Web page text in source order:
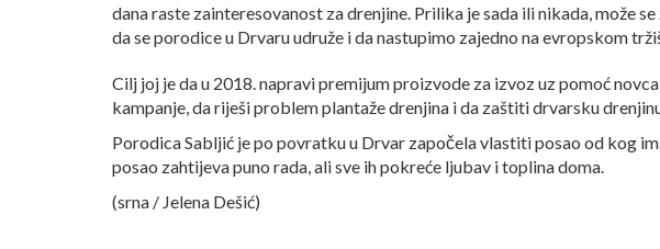
dana raste zainteresovanost za drenjine. Prilika je sada ili nikada, može
da se porodice u Drvaru udruže i da nastupimo zajedno na evropskom
Cilj joj je da u 2018. napravi premijum proizvode za izvoz uz pomoć
kampanje, da riješi problem plantaže drenjina i da zaštiti drvarsku
Porodica Sabljić je po povratku u Drvar započela vlastiti posao od kog
posao zahtijeva puno rada, ali sve ih pokreće ljubav i toplina doma.
(srna / Jelena Dešić)